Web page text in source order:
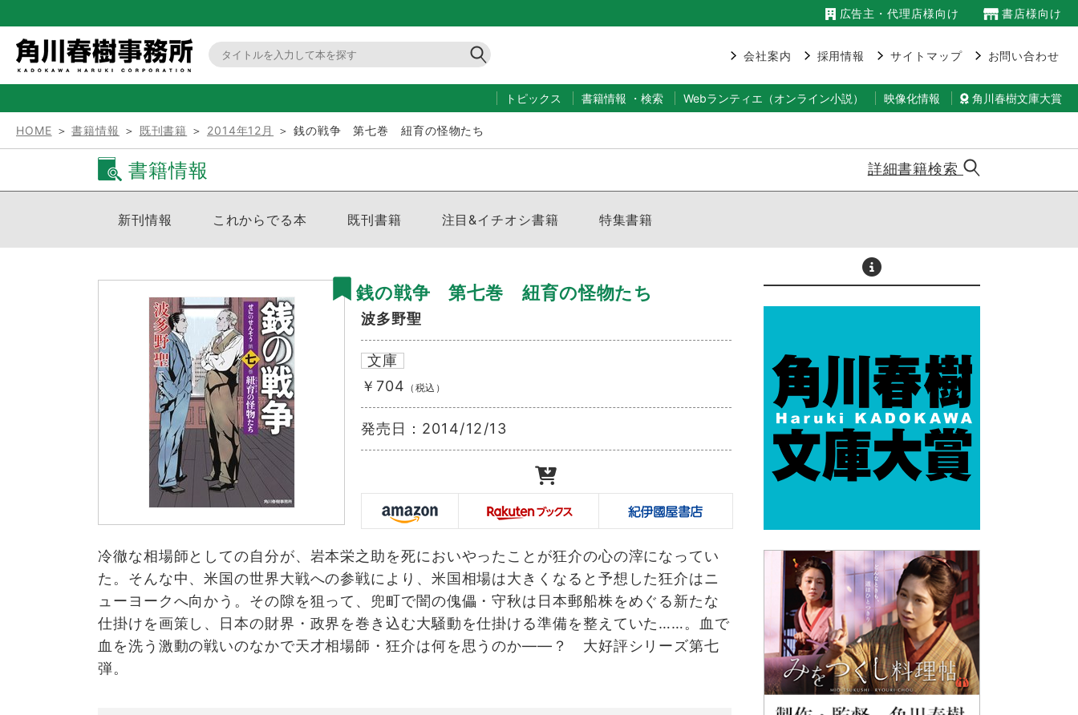
広告主・代理店様向け 書店様向け
会社案内 採用情報 サイトマップ お問い合わせ
トピックス 書籍情報 ・ 検索 Webランティエ（オンライン小説） 映像化情報 角川春樹文庫大賞
HOME ＞書籍情報 ＞ 既刊書籍 ＞ 2014年12月 ＞ 銭の戦争 第七巻 紐育の怪物たち
書籍情報 詳細書籍検索
新刊情報 これからでる本 既刊書籍 注目&イチオシ書籍 特集書籍
銭の戦争 第七巻 紐育の怪物たち
波多野聖
文庫
￥704 （税込）
発売日： 2014/12/13
冷徹な相場師としての自分が、岩本栄之助を死においやったことが狂介の心の滓になってい
た。そんな中、米国の世界大戦への参戦により、米国相場は大きくなると予想した狂介はニ
ューヨークへ向かう。その隙を狙って、兜町で闇の傀儡・守秋は日本郵船株をめぐる新たな
仕掛けを画策し、日本の財界・政界を巻き込む大騒動を仕掛ける準備を整えていた……。血で
血を洗う激動の戦いのなかで天才相場師・狂介は何を思うのか――？ 大好評シリーズ第七
弾。